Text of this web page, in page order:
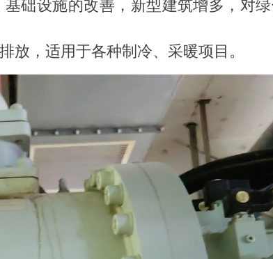
础设施的改善，新型建筑增多，对
放，适用于各种制冷、采暖项目。